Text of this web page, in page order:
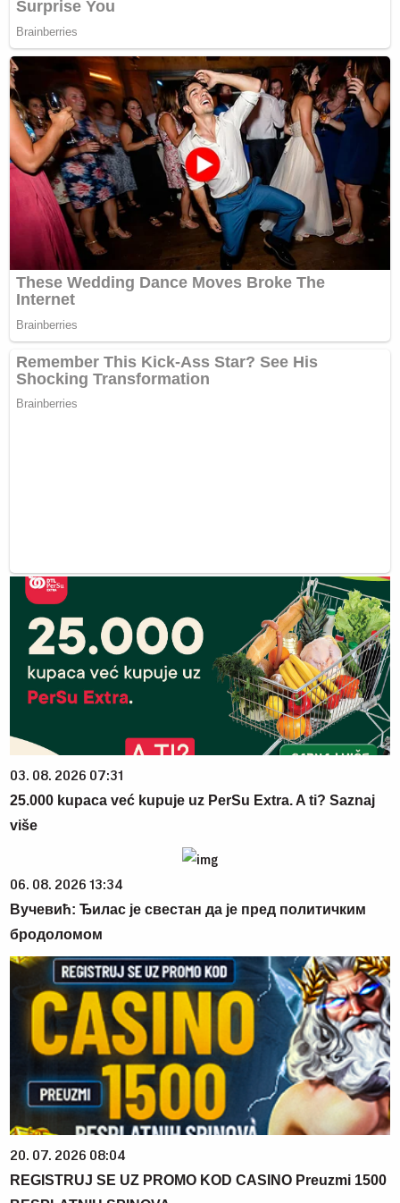
03. 08. 2026 07:31
25.000 kupaca već kupuje uz PerSu Extra. A ti? Saznaj
više
06. 08. 2026 13:34
Вучевић: Ђилас је свестан да је пред политичким
бродоломом
20. 07. 2026 08:04
REGISTRUJ SE UZ PROMO KOD CASINO Preuzmi 1500